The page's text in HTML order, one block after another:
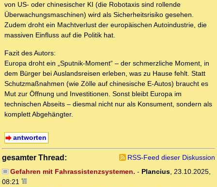
von US- oder chinesischer KI (die Robotaxis sind rollende
Überwachungsmaschinen) wird als Sicherheitsrisiko gesehen.
Zudem droht ein Machtverlust der europäischen Autoindustrie, die
massiven Einfluss auf die Politik hat.
Fazit des Autors:
Europa droht ein „Sputnik-Moment“ – der schmerzliche Moment, in
dem Bürger bei Auslandsreisen erleben, was zu Hause fehlt. Statt
Schutzmaßnahmen (wie Zölle auf chinesische E-Autos) braucht es
Mut zur Öffnung und Investitionen. Sonst bleibt Europa im
technischen Abseits – diesmal nicht nur als Konsument, sondern als
komplett Abgehängter.
antworten
gesamter Thread:
RSS-Feed dieser Diskussion
Gefahren mit Fahrassistenzsystemen. - Plancius, 23.10.2025,
08:21